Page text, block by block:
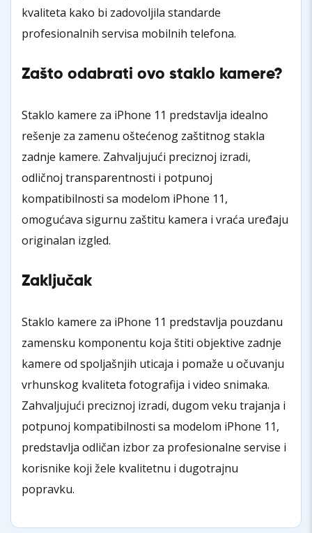
kvaliteta kako bi zadovoljila standarde
profesionalnih servisa mobilnih telefona.
Zašto odabrati ovo staklo kamere?
Staklo kamere za iPhone 11 predstavlja idealno
rešenje za zamenu oštećenog zaštitnog stakla
zadnje kamere. Zahvaljujući preciznoj izradi,
odličnoj transparentnosti i potpunoj
kompatibilnosti sa modelom iPhone 11,
omogućava sigurnu zaštitu kamera i vraća uređaju
originalan izgled.
Zaključak
Staklo kamere za iPhone 11 predstavlja pouzdanu
zamensku komponentu koja štiti objektive zadnje
kamere od spoljašnjih uticaja i pomaže u očuvanju
vrhunskog kvaliteta fotografija i video snimaka.
Zahvaljujući preciznoj izradi, dugom veku trajanja i
potpunoj kompatibilnosti sa modelom iPhone 11,
predstavlja odličan izbor za profesionalne servise i
korisnike koji žele kvalitetnu i dugotrajnu
popravku.